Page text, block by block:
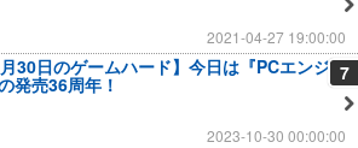
2021-04-27 19:00:00
7
月30日のゲームハード】今日は『PCエンジ
発売36周年！
2023-10-30 00:00:00